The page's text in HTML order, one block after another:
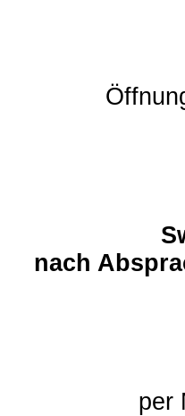
nach
per